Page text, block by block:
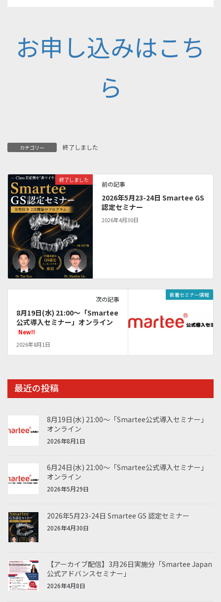
お申し込みはこち
ら
カテゴリー 終了しました
終了しました
前の記事
2026年5月23-24日 Smartee GS
認定セミナー
2026年4月30日
新着セミナー情報
次の記事
8月19日(水) 21:00～「Smartee
公式導入セミナー」オンライン
New!!
2026年8月1日
最近の投稿
8月19日(水) 21:00～「Smartee公式導入セミナー」
オンライン
2026年8月1日
6月24日(水) 21:00～「Smartee公式導入セミナー」
オンライン
2026年5月29日
2026年5月23-24日 Smartee GS 認定セミナー
2026年4月30日
【アーカイブ配信】3月26日実施分「Smartee Japan
公式アドバンスセミナー」
2026年4月8日